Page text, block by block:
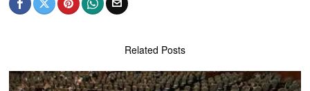
Related Posts